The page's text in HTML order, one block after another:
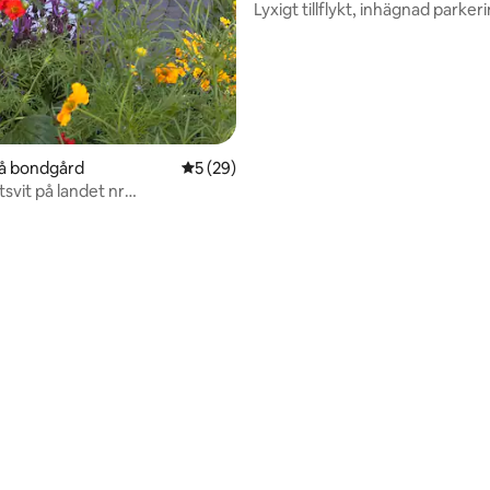
bondgård 5 av 5 i genomsnittligt betyg, 29
5 (29)
på landet nr
Lyxigt tillflykt, inhägnad